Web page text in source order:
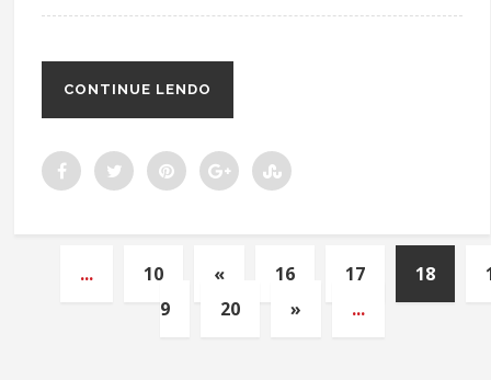
CONTINUE LENDO
... 10 « 16 17 18
9
20 » ...